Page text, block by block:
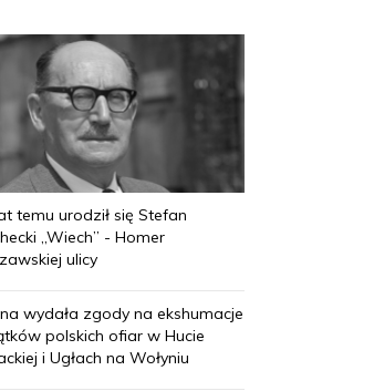
temu urodził się Stefan
„Wiech” - Homer
ulicy
wydała zgody na ekshumacje
polskich ofiar w Hucie
i Ugłach na Wołyniu